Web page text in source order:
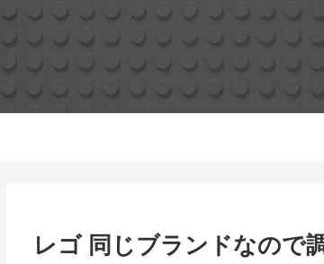
レゴ 同じブランドなので